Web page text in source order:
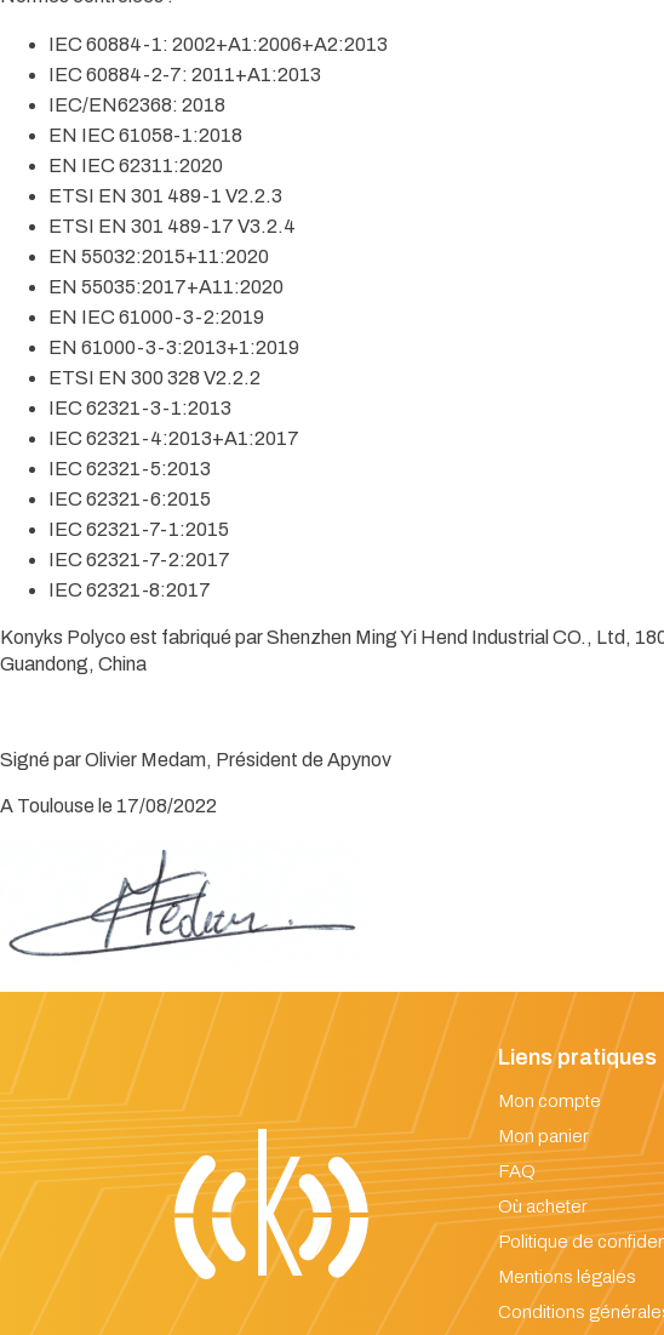
IEC 60884-1: 2002+A1:2006+A2:2013
IEC 60884-2-7: 2011+A1:2013
IEC/EN62368: 2018
EN IEC 61058-1:2018
EN IEC 62311:2020
ETSI EN 301 489-1 V2.2.3
ETSI EN 301 489-17 V3.2.4
EN 55032:2015+11:2020
EN 55035:2017+A11:2020
EN IEC 61000-3-2:2019
EN 61000-3-3:2013+1:2019
ETSI EN 300 328 V2.2.2
IEC 62321-3-1:2013
IEC 62321-4:2013+A1:2017
IEC 62321-5:2013
IEC 62321-6:2015
IEC 62321-7-1:2015
IEC 62321-7-2:2017
IEC 62321-8:2017
Konyks Polyco est fabriqué par Shenzhen Ming Yi Hend Industrial CO., Ltd,
Guandong, China
Signé par Olivier Medam, Président de Apynov
A Toulouse le 17/08/2022
Liens pratiques
Mon compte
Mon panier
FAQ
Où acheter
Politique de
Mentions légales
Conditions